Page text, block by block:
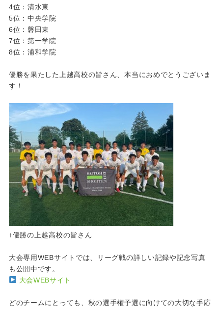
4位：清水東
5位：中央学院
6位：磐田東
7位：第一学院
8位：浦和学院
優勝を果たした上越高校の皆さん、本当におめでとうございま
す！
↑優勝の上越高校の皆さん
大会専用WEBサイトでは、リーグ戦の詳しい記録や記念写真
も公開中です。
大会WEBサイト
どのチームにとっても、秋の選手権予選に向けての大切な手応